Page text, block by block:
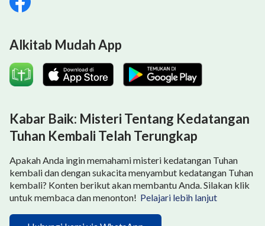
Alkitab Mudah App
Kabar Baik: Misteri Tentang Kedatangan
Tuhan Kembali Telah Terungkap
Apakah Anda ingin memahami misteri kedatangan Tuhan
kembali dan dengan sukacita menyambut kedatangan Tuhan
kembali? Konten berikut akan membantu Anda. Silakan klik
untuk membaca dan menonton! Pelajari lebih lanjut